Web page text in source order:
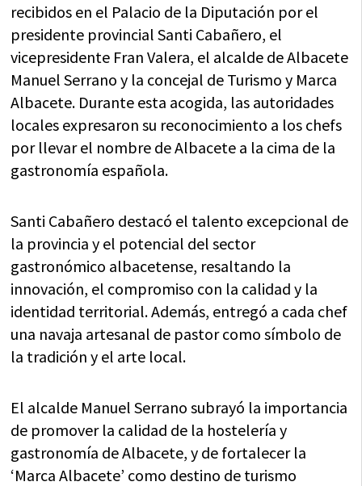
recibidos en el Palacio de la Diputación por el
presidente provincial Santi Cabañero, el
vicepresidente Fran Valera, el alcalde de Albacete
Manuel Serrano y la concejal de Turismo y Marca
Albacete. Durante esta acogida, las autoridades
locales expresaron su reconocimiento a los chefs
por llevar el nombre de Albacete a la cima de la
gastronomía española.
Santi Cabañero destacó el talento excepcional de
la provincia y el potencial del sector
gastronómico albacetense, resaltando la
innovación, el compromiso con la calidad y la
identidad territorial. Además, entregó a cada chef
una navaja artesanal de pastor como símbolo de
la tradición y el arte local.
El alcalde Manuel Serrano subrayó la importancia
de promover la calidad de la hostelería y
gastronomía de Albacete, y de fortalecer la
‘Marca Albacete’ como destino de turismo